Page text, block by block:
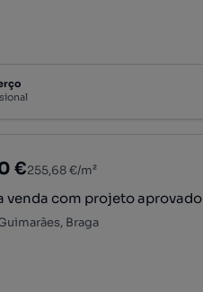
€255,68 €/m²
venda com projeto aprovado
Braga
metro quadrado